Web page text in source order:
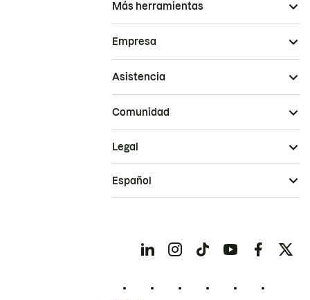
Más herramientas
Empresa
Asistencia
Comunidad
Legal
Español